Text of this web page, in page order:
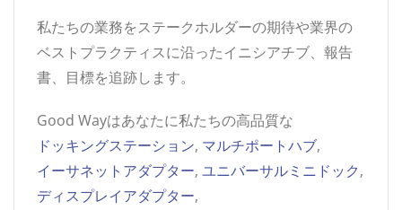
私たちの業務をステークホルダーの期待や業界の
ベストプラクティスに沿ったイニシアチブ、報告
書、目標を追跡します。
Good Wayはあなたに私たちの高品質な
ドッキングステーション, マルチポートハブ,
イーサネットアダプター, ユニバーサルミニドック,
ディスプレイアダプター,